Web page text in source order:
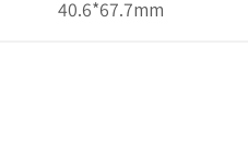
40.6*67.7mm